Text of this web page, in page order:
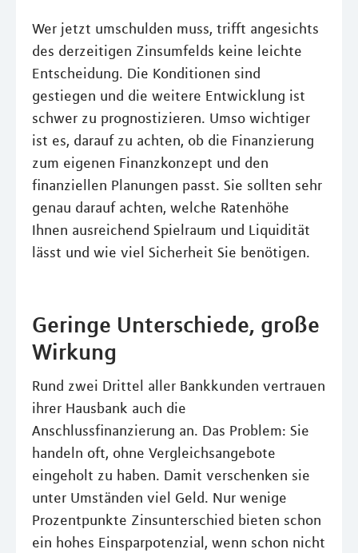
Wer jetzt umschulden muss, trifft angesichts
des derzeitigen Zinsumfelds keine leichte
Entscheidung. Die Konditionen sind
gestiegen und die weitere Entwicklung ist
schwer zu prognostizieren. Umso wichtiger
ist es, darauf zu achten, ob die Finanzierung
zum eigenen Finanzkonzept und den
finanziellen Planungen passt. Sie sollten sehr
genau darauf achten, welche Ratenhöhe
Ihnen ausreichend Spielraum und Liquidität
lässt und wie viel Sicherheit Sie benötigen.
Geringe Unterschiede, große
Wirkung
Rund zwei Drittel aller Bankkunden vertrauen
ihrer Hausbank auch die
Anschlussﬁnanzierung an. Das Problem: Sie
handeln oft, ohne Vergleichsangebote
eingeholt zu haben. Damit verschenken sie
unter Umständen viel Geld. Nur wenige
Prozentpunkte Zinsunterschied bieten schon
ein hohes Einsparpotenzial, wenn schon nicht